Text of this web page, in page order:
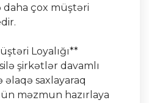
çox müştəri
Loyalığı**
şirkətlər davamlı
saxlayaraq
məzmun hazırlaya